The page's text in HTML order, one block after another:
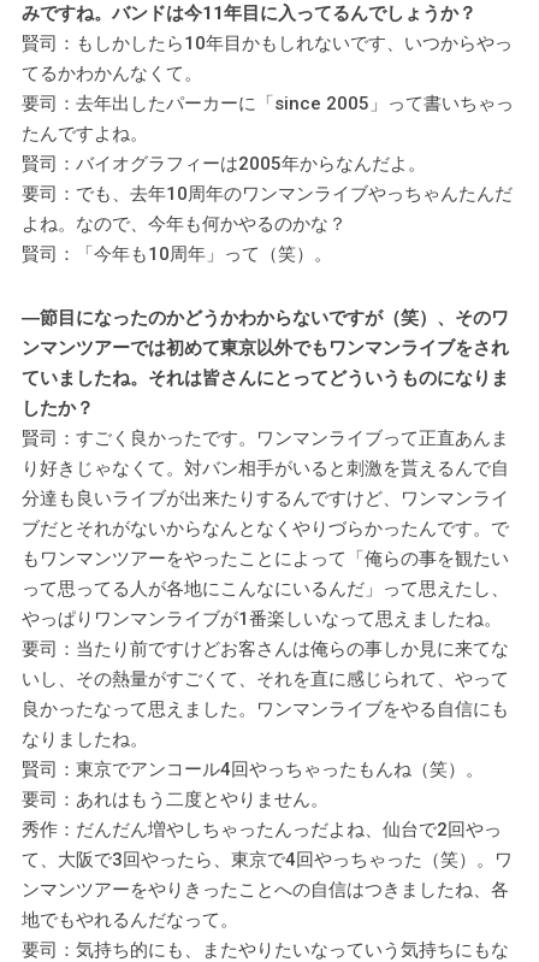
みですね。バンドは今11年目に入ってるんでしょうか？
賢司：もしかしたら10年目かもしれないです、いつからやっ
てるかわかんなくて。
要司：去年出したパーカーに「since 2005」って書いちゃっ
たんですよね。
賢司：バイオグラフィーは2005年からなんだよ。
要司：でも、去年10周年のワンマンライブやっちゃんたんだ
よね。なので、今年も何かやるのかな？
賢司：「今年も10周年」って（笑）。
―節目になったのかどうかわからないですが（笑）、そのワ
ンマンツアーでは初めて東京以外でもワンマンライブをされ
ていましたね。それは皆さんにとってどういうものになりま
したか？
賢司：すごく良かったです。ワンマンライブって正直あんま
り好きじゃなくて。対バン相手がいると刺激を貰えるんで自
分達も良いライブが出来たりするんですけど、ワンマンライ
ブだとそれがないからなんとなくやりづらかったんです。で
もワンマンツアーをやったことによって「俺らの事を観たい
って思ってる人が各地にこんなにいるんだ」って思えたし、
やっぱりワンマンライブが1番楽しいなって思えましたね。
要司：当たり前ですけどお客さんは俺らの事しか見に来てな
いし、その熱量がすごくて、それを直に感じられて、やって
良かったなって思えました。ワンマンライブをやる自信にも
なりましたね。
賢司：東京でアンコール4回やっちゃったもんね（笑）。
要司：あれはもう二度とやりません。
秀作：だんだん増やしちゃったんっだよね、仙台で2回やっ
て、大阪で3回やったら、東京で4回やっちゃった（笑）。ワ
ンマンツアーをやりきったことへの自信はつきましたね、各
地でもやれるんだなって。
要司：気持ち的にも、またやりたいなっていう気持ちにもな